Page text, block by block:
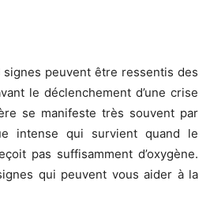
peuvent être ressentis des
le déclenchement d’une crise
se manifeste très souvent par
intense qui survient quand le
pas suffisamment d’oxygène.
qui peuvent vous aider à la